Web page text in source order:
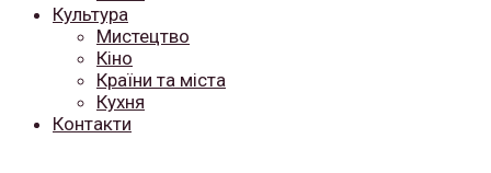
Культура
Мистецтво
Кіно
Країни та міста
Кухня
Контакти